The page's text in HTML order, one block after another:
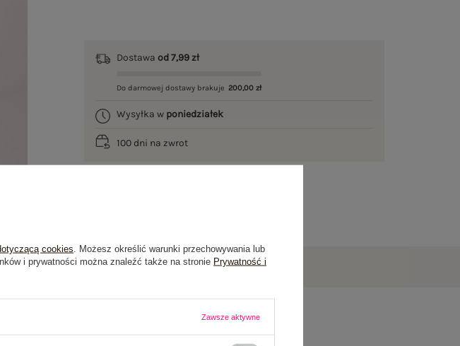
Dostawaod 7,99 zł
Do darmowej dostawy brakuje 200,00 zł
Wysyłka w poniedziałek
100 dni na zwrot
cookies . Możesz określić warunki przechowywania lub
i prywatności można znaleźć także na stronie Prywatność i
Zawsze aktywne